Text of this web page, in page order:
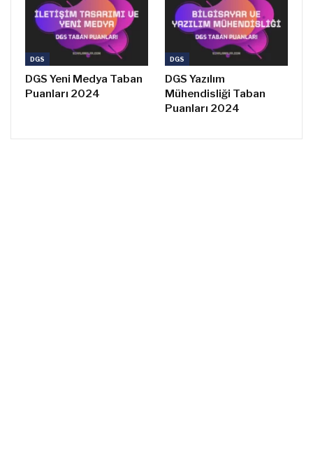
DGS
DGS Yeni Medya Taban
Puanları 2024
DGS
DGS Yazılım
Mühendisliği Taban
Puanları 2024